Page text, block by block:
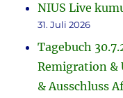
NIUS Live
31. Juli 2026
Tagebuch
Remigration &
& Ausschluss